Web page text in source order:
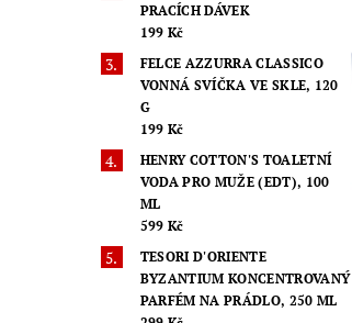
PRACÍCH DÁVEK
199 Kč
FELCE AZZURRA CLASSICO
VONNÁ SVÍČKA VE SKLE, 120
G
199 Kč
HENRY COTTON'S TOALETNÍ
VODA PRO MUŽE (EDT), 100
ML
599 Kč
TESORI D'ORIENTE
BYZANTIUM KONCENTROVANÝ
PARFÉM NA PRÁDLO, 250 ML